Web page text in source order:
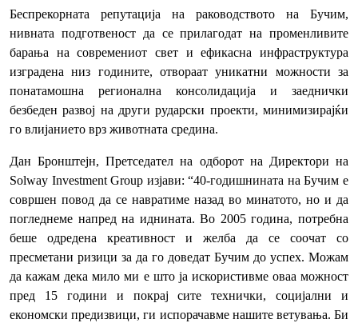
Беспрекорната репутација на раководството на Бучим,
нивната подготвеност да се прилагодат на променливите
барања на современиот свет и ефикасна инфраструктура
изградена низ годините, отвораат уникатни можности за
понатамошна регионална консолидација и заеднички
безбеден развој на други рударски проекти, минимизирајќи
го влијанието врз животната средина.
Дан Бронштејн, Претседател на одборот на Директори на
Solway Investment Group изјави: “40-годишнината на Бучим е
совршен повод да се навратиме назад во минатото, но и да
погледнеме напред на иднината. Во 2005 година, потребна
беше одредена креативност и желба да се соочат со
пресметани ризици за да го доведат Бучим до успех. Можам
да кажам дека мило ми е што ја искористивме оваа можност
пред 15 години и покрај сите технички, социјални и
економски предизвици, ги испорачавме нашите ветувања. Би